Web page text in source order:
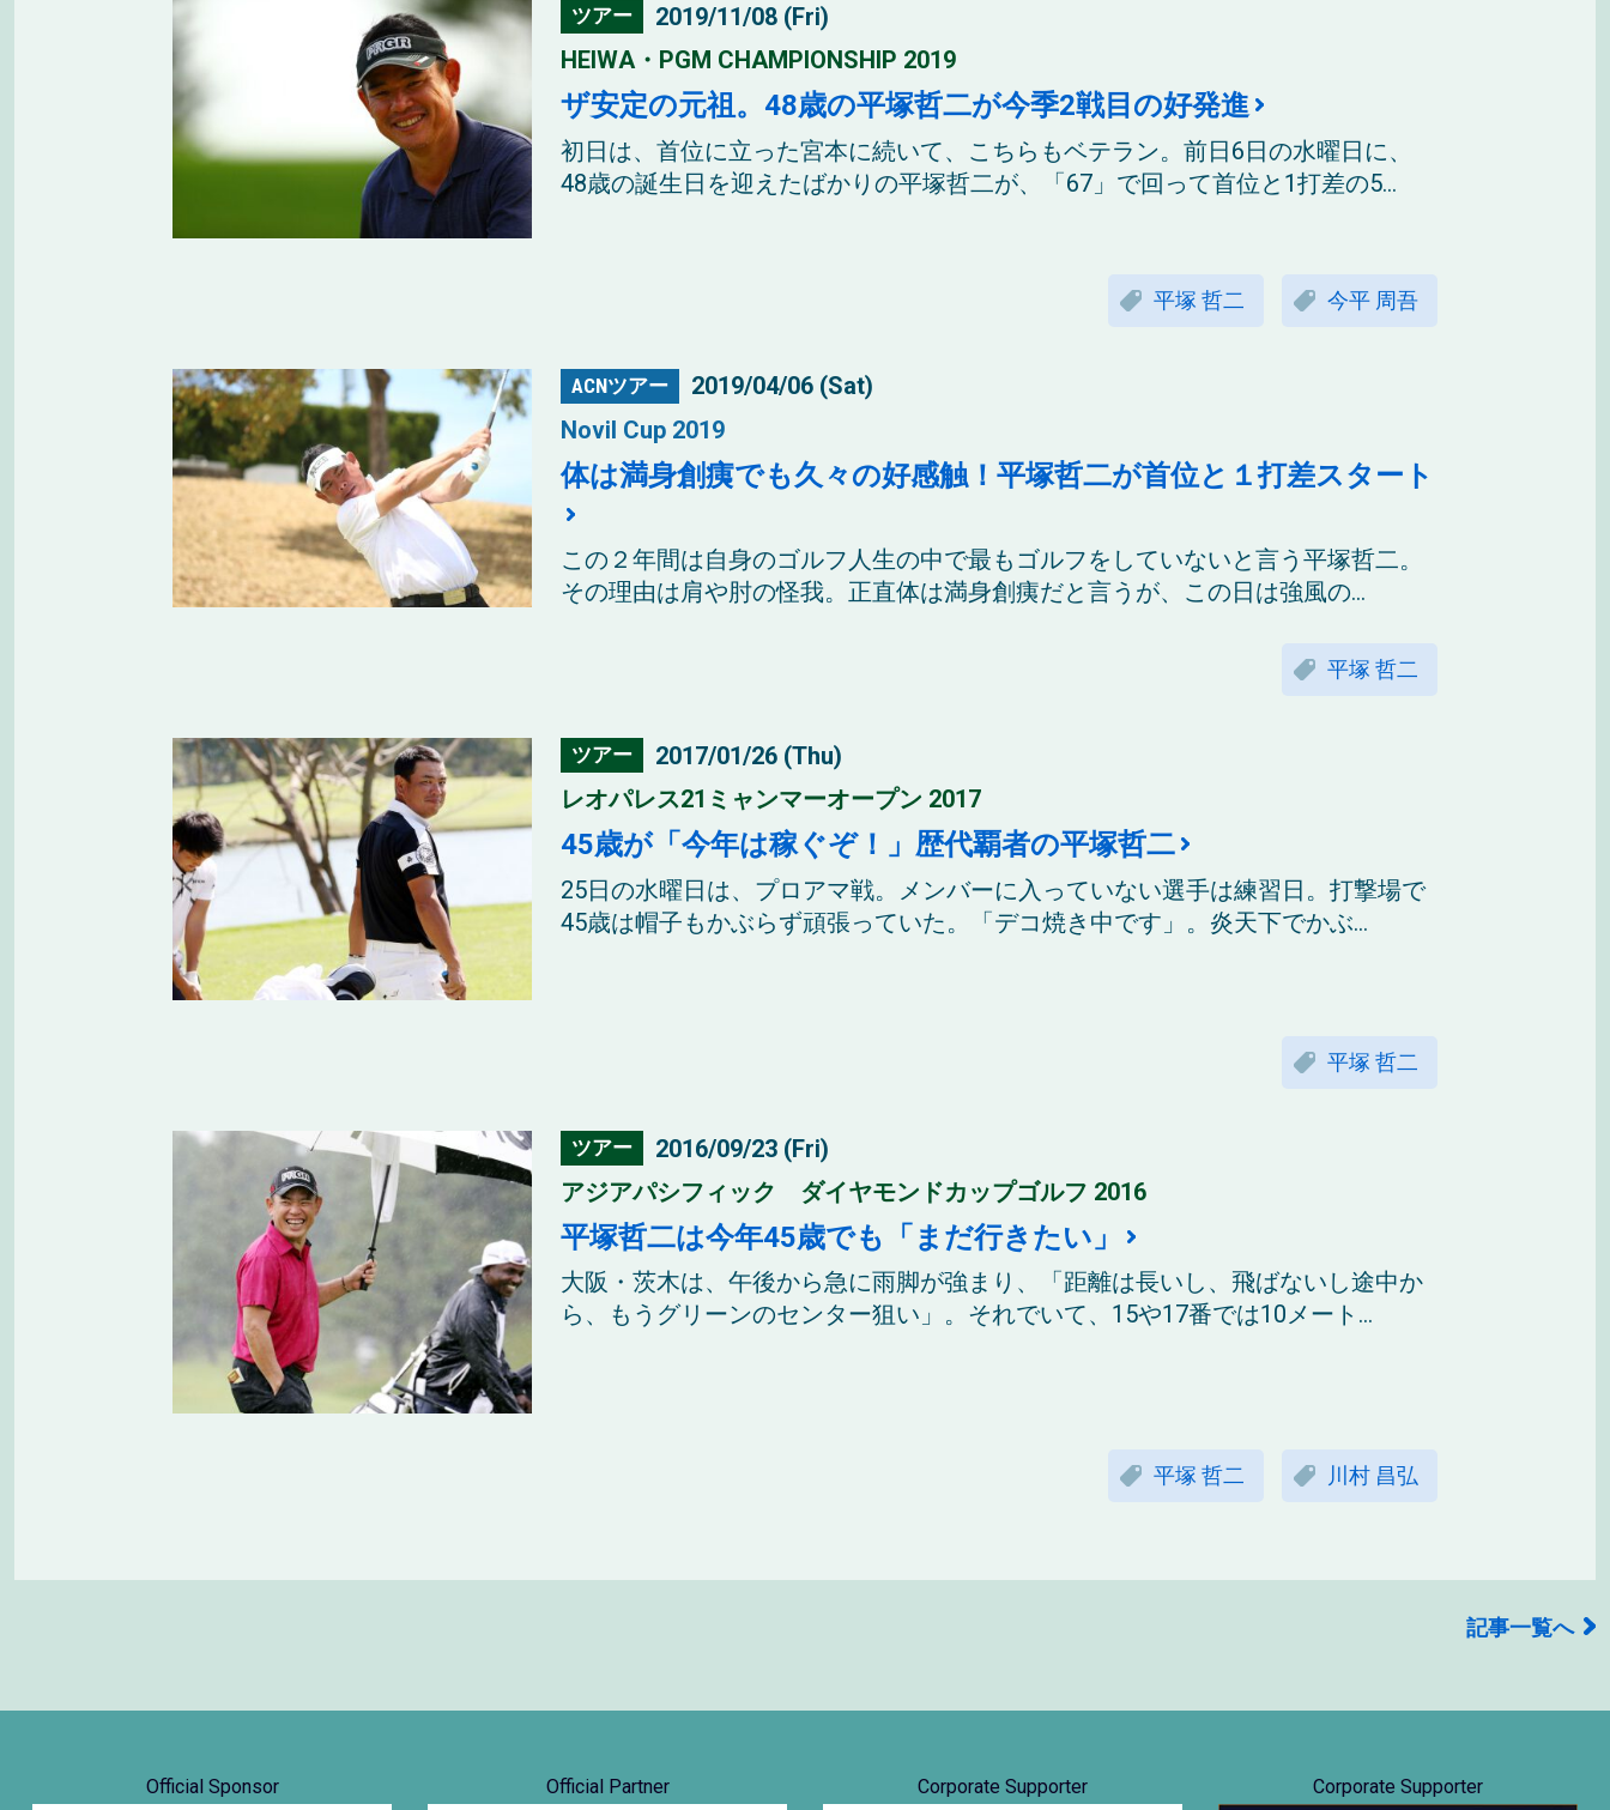
ツアー
2019/11/08 (Fri)
HEIWA・PGM CHAMPIONSHIP 2019
ザ安定の元祖。48歳の平塚哲二が今季2戦目の好発進
初日は、首位に立った宮本に続いて、こちらもベテラン。前日6日の水曜日に、
48歳の誕生日を迎えたばかりの平塚哲二が、「67」で回って首位と1打差の5...
平塚 哲二 今平 周吾
ACNツアー
2019/04/06 (Sat)
Novil Cup 2019
体は満身創痍でも久々の好感触！平塚哲二が首位と１打差スタート
この２年間は自身のゴルフ人生の中で最もゴルフをしていないと言う平塚哲二。
その理由は肩や肘の怪我。正直体は満身創痍だと言うが、この日は強風の...
平塚 哲二
ツアー
2017/01/26 (Thu)
レオパレス21ミャンマーオープン 2017
45歳が「今年は稼ぐぞ！」歴代覇者の平塚哲二
25日の水曜日は、プロアマ戦。メンバーに入っていない選手は練習日。打撃場で
45歳は帽子もかぶらず頑張っていた。「デコ焼き中です」。炎天下でかぶ...
平塚 哲二
ツアー
2016/09/23 (Fri)
アジアパシフィック ダイヤモンドカップゴルフ 2016
平塚哲二は今年45歳でも「まだ行きたい」
大阪・茨木は、午後から急に雨脚が強まり、「距離は長いし、飛ばないし途中か
ら、もうグリーンのセンター狙い」。それでいて、15や17番では10メート...
平塚 哲二 川村 昌弘
記事一覧へ
Official Sponsor Official Partner Corporate Supporter Corporate Supporter